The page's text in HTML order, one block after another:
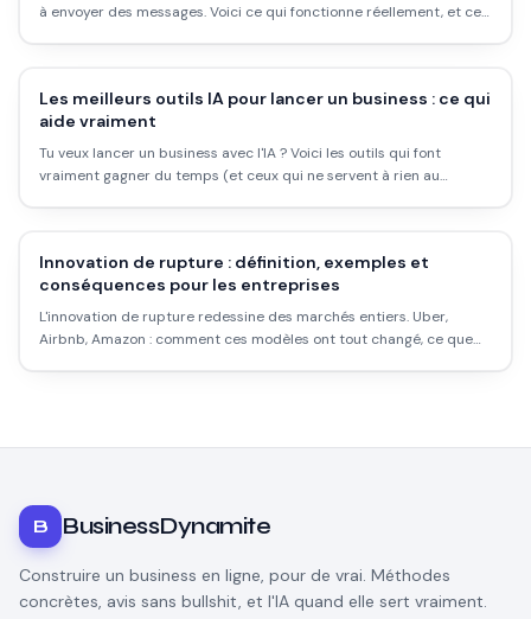
à envoyer des messages. Voici ce qui fonctionne réellement, et ce
Les meilleurs outils IA pour lancer un business : ce qui
aide vraiment
Tu veux lancer un business avec l'IA ? Voici les outils qui font
vraiment gagner du temps (et ceux qui ne servent à rien au
Innovation de rupture : définition, exemples et
conséquences pour les entreprises
L'innovation de rupture redessine des marchés entiers. Uber,
Airbnb, Amazon : comment ces modèles ont tout changé, ce que
B BusinessDynamite
Construire un business en ligne, pour de vrai. Méthodes
concrètes, avis sans bullshit, et l'IA quand elle sert vraiment.